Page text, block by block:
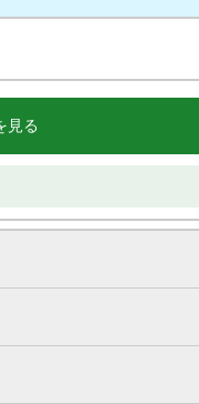
見る